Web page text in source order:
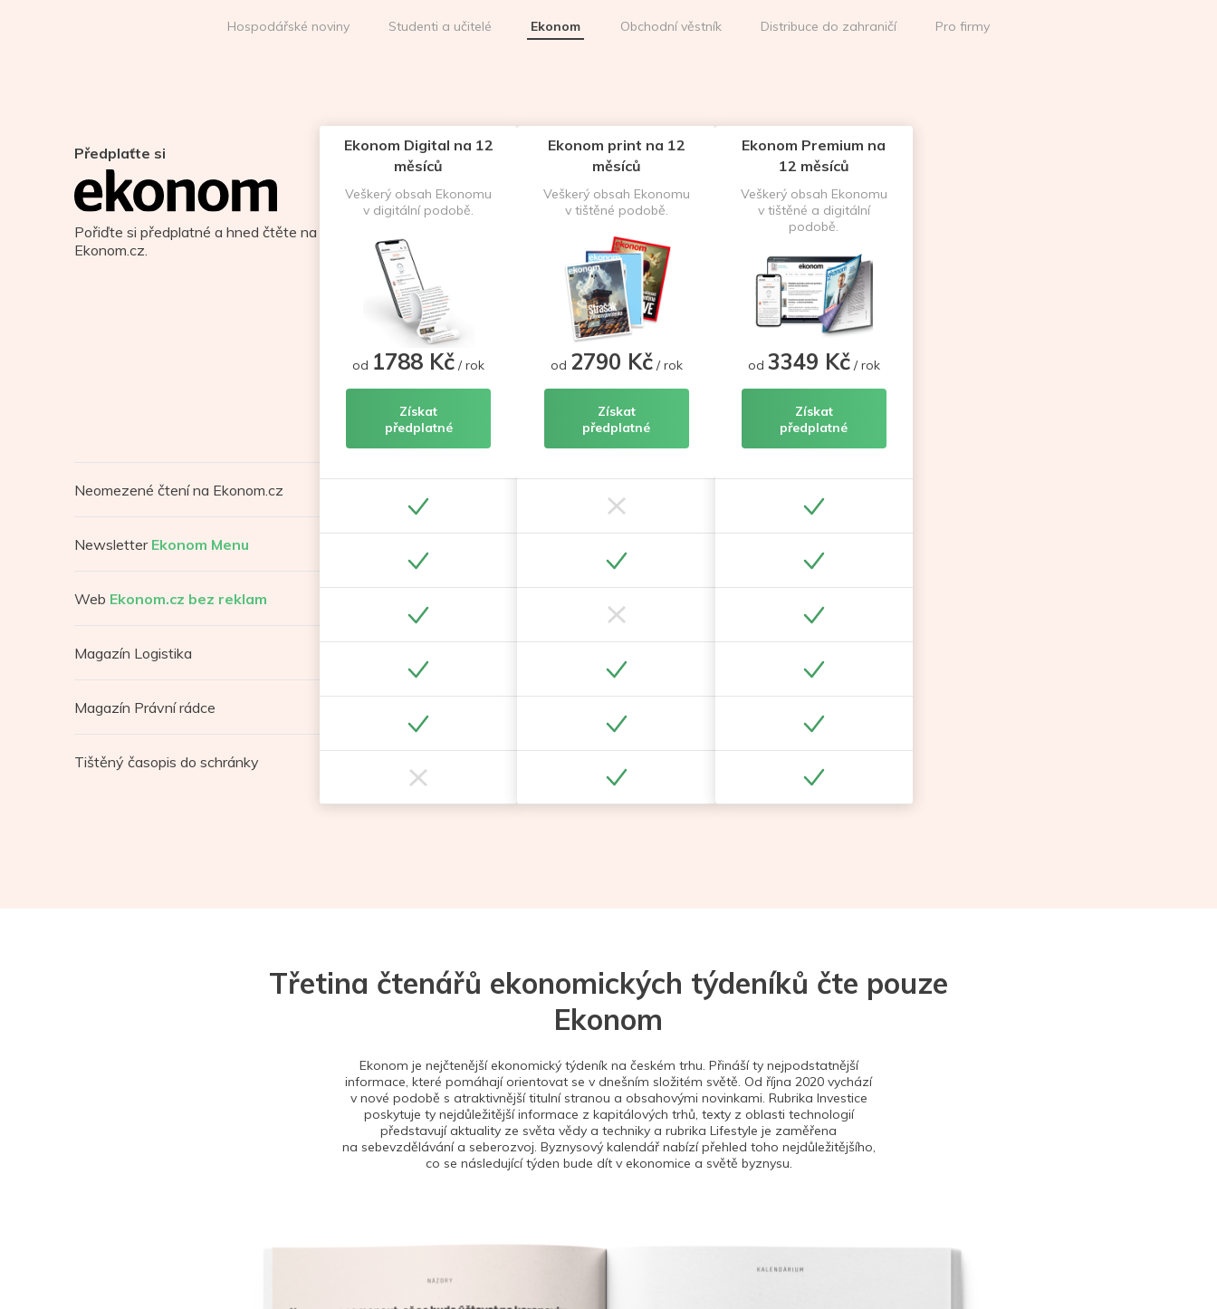
Hospodářské noviny Studenti a učitelé Ekonom Obchodní věstník Distribuce do zahraničí Pro firmy
Předplaťte si
Pořiďte si předplatné a hned čtěte na
Ekonom.cz.
Neomezené čtení na Ekonom.cz
Newsletter Ekonom Menu
Web Ekonom.cz bez reklam
Magazín Logistika
Magazín Právní rádce
Tištěný časopis do schránky
Ekonom Digital na 12
měsíců
Veškerý obsah Ekonomu
v digitální podobě.
od 1788 Kč / rok
Získat
předplatné
Ekonom print na 12
měsíců
Veškerý obsah Ekonomu
v tištěné podobě.
od 2790 Kč/ rok
Získat
předplatné
Ekonom Premium na
12 měsíců
Veškerý obsah Ekonomu
v tištěné a digitální
podobě.
od 3349 Kč/ rok
Získat
předplatné
Třetina čtenářů ekonomických týdeníků čte pouze
Ekonom
Ekonom je nejčtenější ekonomický týdeník na českém trhu. Přináší ty nejpodstatnější
informace, které pomáhají orientovat se v dnešním složitém světě. Od října 2020 vychází
v nové podobě s atraktivnější titulní stranou a obsahovými novinkami. Rubrika Investice
poskytuje ty nejdůležitější informace z kapitálových trhů, texty z oblasti technologií
představují aktuality ze světa vědy a techniky a rubrika Lifestyle je zaměřena
na sebevzdělávání a seberozvoj. Byznysový kalendář nabízí přehled toho nejdůležitějšího,
co se následující týden bude dít v ekonomice a světě byznysu.